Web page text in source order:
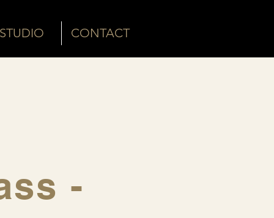
STUDIO CONTACT
-